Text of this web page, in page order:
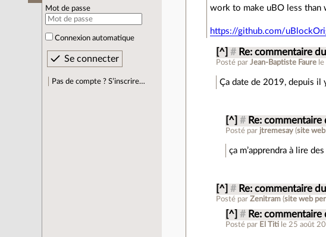
Mot de passe
Connexion automatique
Pas de compte ? S’inscrire…
work to make uBO less than
https://github.com/
[^] # Re: commentaire
Posté parJean-Baptiste Faure
Ça date de 2019, depuis il
[^] # Re:
Posté par jtremesay (site web
ça m’apprendra à lire
[^] # Re: commentaire
Posté parZenitram (site web
[^] # Re:
Posté par El Titi le 25 août